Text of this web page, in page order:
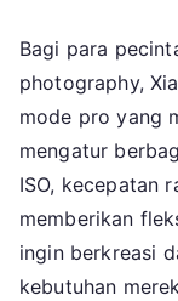
Bagi para
photography,
mode pro yang
mengatur
ISO, kecepatan
memberikan
ingin berkreasi
kebutuhan